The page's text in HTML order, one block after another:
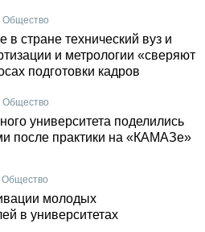
Общество
в стране технический вуз и
и метрологии «сверяют
подготовки кадров
Общество
университета поделились
после практики на «КАМАЗе»
Общество
молодых
в университетах